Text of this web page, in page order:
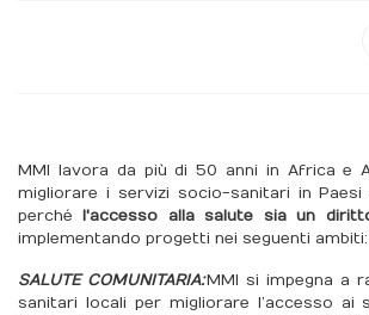
MMI lavora da più di 50 anni in Africa e
migliorare i servizi socio-sanitari in
perchél'accesso alla salute sia un
implementando progetti nei seguenti ambiti:
SALUTE COMUNITARIA:MMI si impegna a
sanitari locali per migliorare l’accesso ai